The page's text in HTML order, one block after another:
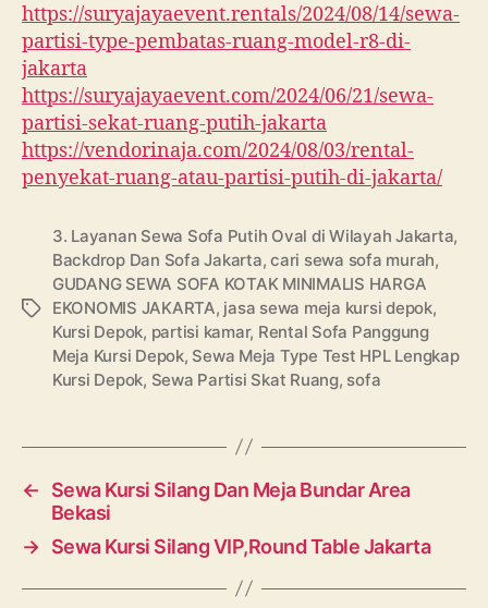
https://suryajayaevent.rentals/2024/08/14/sewa-
partisi-type-pembatas-ruang-model-r8-di-
jakarta
https://suryajayaevent.com/2024/06/21/sewa-
partisi-sekat-ruang-putih-jakarta
https://vendorinaja.com/2024/08/03/rental-
penyekat-ruang-atau-partisi-putih-di-jakarta/
Tags
3. Layanan Sewa Sofa Putih Oval di Wilayah Jakarta,
Backdrop Dan Sofa Jakarta,cari sewa sofa murah,
GUDANG SEWA SOFA KOTAK MINIMALIS HARGA
EKONOMIS JAKARTA, jasa sewa meja kursi depok,
Kursi Depok, partisi kamar, Rental Sofa Panggung
Meja Kursi Depok, Sewa Meja Type Test HPL Lengkap
Kursi Depok, Sewa Partisi Skat Ruang, sofa
←
Sewa Kursi Silang Dan Meja Bundar Area
Bekasi
→ Sewa Kursi Silang VIP,Round Table Jakarta